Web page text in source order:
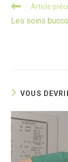
Read
articles
Article
Les soins
VOUS